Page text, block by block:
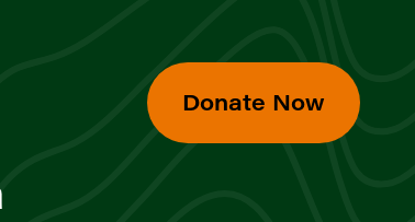
Donate Now